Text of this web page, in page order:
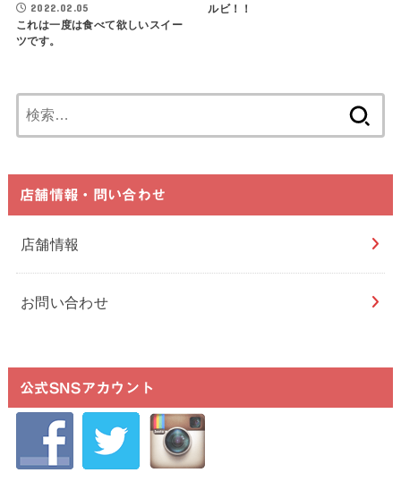
2022.02.05
これは一度は食べて欲しいスイー
ツです。
ルビ！！
索:
店舗情報・問い合わせ
店舗情報
お問い合わせ
公式SNSアカウント